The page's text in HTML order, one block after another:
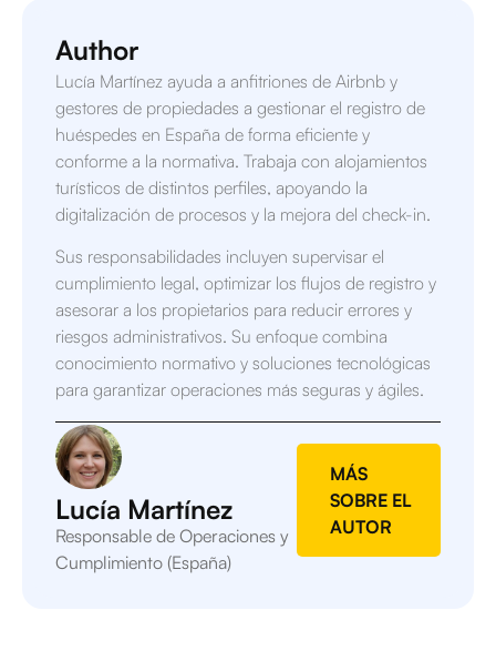
Author
Lucía Martínez ayuda a anfitriones de Airbnb y
gestores de propiedades a gestionar el registro de
huéspedes en España de forma eficiente y
conforme a la normativa. Trabaja con alojamientos
turísticos de distintos perfiles, apoyando la
digitalización de procesos y la mejora del check-in.
Sus responsabilidades incluyen supervisar el
cumplimiento legal, optimizar los flujos de registro y
asesorar a los propietarios para reducir errores y
riesgos administrativos. Su enfoque combina
conocimiento normativo y soluciones tecnológicas
para garantizar operaciones más seguras y ágiles.
Lucía Martínez
Responsable de Operaciones y
Cumplimiento (España)
MÁS
SOBRE EL
AUTOR